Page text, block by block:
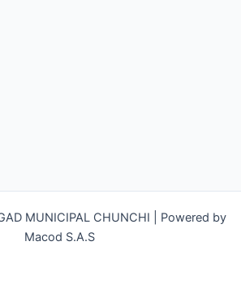
MUNICIPAL CHUNCHI | Powered by
Macod S.A.S